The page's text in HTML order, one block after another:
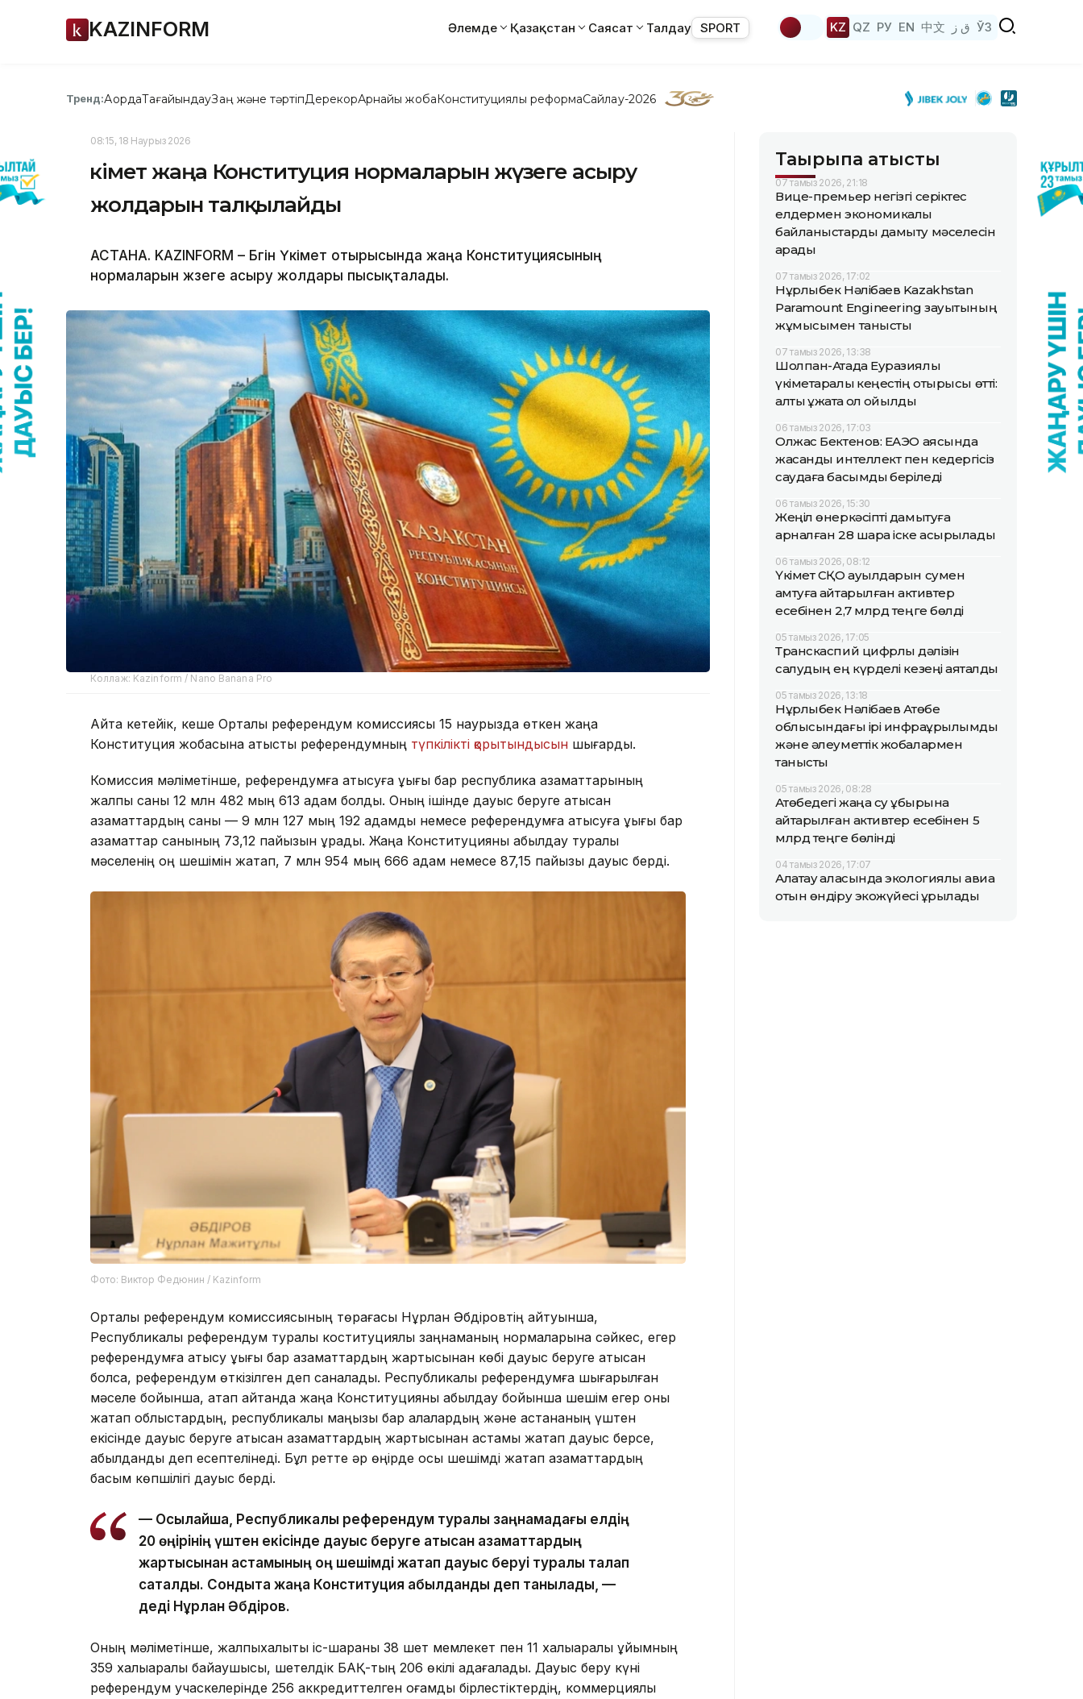
KAZINFORM Әлемде Қазақстан Саясат Талдау SPORT KZ QZ РУ EN 中文 ق ز ЎЗ
Тренд:АқордаТағайындауЗаң және тәртіпДерекқорАрнайы жобаКонституциялық реформаСайлау-2026
08:15, 18 Наурыз 2026
Үкімет жаңа Конституция нормаларын жүзеге асыру
жолдарын талқылайды
АСТАНА. KAZINFORM – Бүгін Үкімет отырысында жаңа Конституциясының
нормаларын жүзеге асыру жолдары пысықталады.
Коллаж: Kazinform / Nano Banana Pro
Айта кетейік, кеше Орталық референдум комиссиясы 15 наурызда өткен жаңа
Конституция жобасына қатысты референдумның түпкілікті қорытындысын шығарды.
Комиссия мәліметінше, референдумға қатысуға құқығы бар республика азаматтарының
жалпы саны 12 млн 482 мың 613 адам болды. Оның ішінде дауыс беруге қатысқан
азаматтардың саны — 9 млн 127 мың 192 адамды немесе референдумға қатысуға құқығы бар
азаматтар санының 73,12 пайызын құрады. Жаңа Конституцияны қабылдау туралы
мәселенің оң шешімін жақтап, 7 млн 954 мың 666 адам немесе 87,15 пайызы дауыс берді.
Фото: Виктор Федюнин / Kazinform
Орталық референдум комиссиясының төрағасы Нұрлан Әбдіровтің айтуынша,
Республикалық референдум туралы коституциялық заңнаманың нормаларына сәйкес, егер
референдумға қатысу құқығы бар азаматтардың жартысынан көбі дауыс беруге қатысқан
болса, референдум өткізілген деп саналады. Республикалық референдумға шығарылған
мәселе бойынша, атап айтқанда жаңа Конституцияны қабылдау бойынша шешім егер оны
жақтап облыстардың, республикалық маңызы бар қалалардың және астананың үштен
екісінде дауыс беруге қатысқан азаматтардың жартысынан астамы жақтап дауыс берсе,
қабылданды деп есептелінеді. Бұл ретте әр өңірде осы шешімді жақтап азаматтардың
басым көпшілігі дауыс берді.
— Осылайша, Республикалық референдум туралы заңнамадағы елдің
20 өңірінің үштен екісінде дауыс беруге қатысқан азаматтардың
жартысынан астамының оң шешімді жақтап дауыс беруі туралы талап
сақталды. Сондықта жаңа Конституция қабылданды деп танылады, —
деді Нұрлан Әбдіров.
Оның мәліметінше, жалпыхалықтық іс-шараны 38 шет мемлекет пен 11 халықаралық ұйымның
359 халықаралық байқаушысы, шетелдік БАҚ-тың 206 өкілі қадағалады. Дауыс беру күні
референдум учаскелерінде 256 аккредиттелген қоғамдық бірлестіктердің, коммерциялық
Тақырыпқа қатысты
07 тамыз 2026, 21:18
Вице-премьер негізгі серіктес
елдермен экономикалық
байланыстарды дамыту мәселесін
қарады
07 тамыз 2026, 17:02
Нұрлыбек Нәлібаев Kazakhstan
Paramount Engineering зауытының
жұмысымен танысты
07 тамыз 2026, 13:38
Шолпан-Атада Еуразиялық
үкіметаралық кеңестің отырысы өтті:
алты құжатқа қол қойылды
06 тамыз 2026, 17:03
Олжас Бектенов: ЕАЭО аясында
жасанды интеллект пен кедергісіз
саудаға басымдық беріледі
06 тамыз 2026, 15:30
Жеңіл өнеркәсіпті дамытуға
арналған 28 шара іске асырылады
06 тамыз 2026, 08:12
Үкімет СҚО ауылдарын сумен
қамтуға қайтарылған активтер
есебінен 2,7 млрд теңге бөлді
05 тамыз 2026, 17:05
Транскаспий цифрлық дәлізін
салудың ең күрделі кезеңі аяқталды
05 тамыз 2026, 13:18
Нұрлыбек Нәлібаев Ақтөбе
облысындағы ірі инфрақұрылымдық
және әлеуметтік жобалармен
танысты
05 тамыз 2026, 08:28
Ақтөбедегі жаңа су құбырына
қайтарылған активтер есебінен 5
млрд теңге бөлінді
04 тамыз 2026, 17:07
Алатау қаласында экологиялық авиа
отын өндіру экожүйесі құрылады